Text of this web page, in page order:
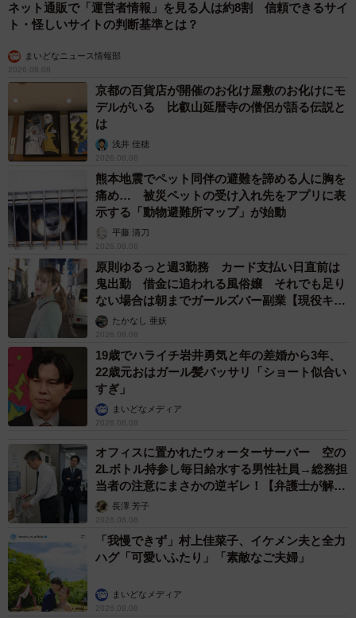
ネット通販で「運営者情報」を見る人は約8割 信頼できるサイ
ト・怪しいサイトの判断基準とは？
まいどなニュース情報部
2026.08.08
京都の百貨店が開催のお化け屋敷のお化けにモ
デルがいる 比叡山延暦寺の僧侶が語る伝説と
は
浅井 佳穂
2026.08.08
熊本地震でペット同伴の避難を諦める人に胸を
痛め… 被災ペットの受け入れ先をアプリに表
示する「動物避難所マップ」が始動
平藤 清刀
2026.08.08
原則ゆるっと週3勤務 カード支払い日直前は
鬼出勤 借金に追われる風俗嬢 それでも足り
ない場合は朝までガールズバー副業【現役キャ
ストに取材】
たかなし 亜妖
2026.08.08
19歳でハライチ岩井勇気と年の差婚から3年、
22歳元おはガール髪バッサリ「ショート似合い
すぎ」
まいどなメディア
2026.08.08
オフィスに置かれたウォーターサーバー 空の
2Lボトル持参し毎日給水する男性社員→総務担
当者の注意にまさかの逆ギレ！【弁護士が解
説】長澤 芳子
2026.08.08
「我慢できず」村上佳菜子、イケメン夫と全力
ハグ「可愛いふたり」「素敵なご夫婦」
まいどなメディア
2026.08.08